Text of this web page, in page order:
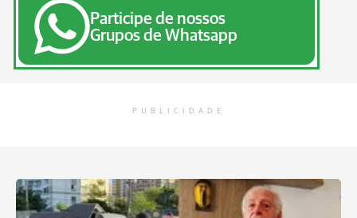
Participe de nossos
Grupos de Whatsapp
PUBLICIDADE